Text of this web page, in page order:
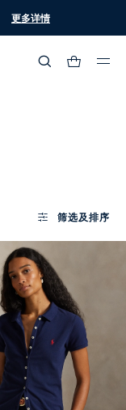
更多详情
筛选及排序